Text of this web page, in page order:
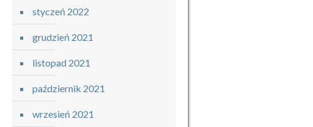
styczeń 2022
grudzień 2021
listopad 2021
październik 2021
wrzesień 2021